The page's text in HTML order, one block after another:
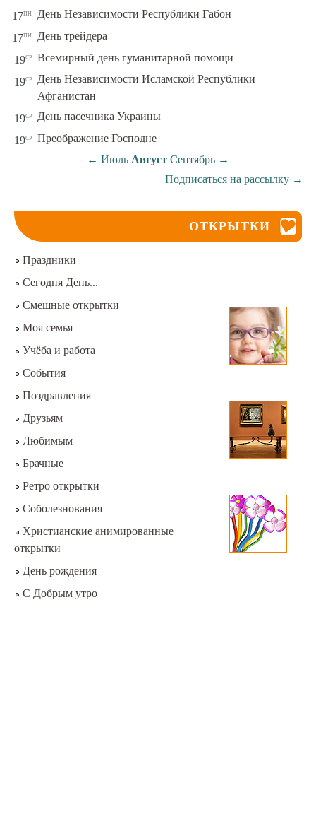
17пн День Независимости Республики Габон
17пн День трейдера
19ср Всемирный день гуманитарной помощи
19ср
День Независимости Исламской Республики
Афганистан
19ср День пасечника Украины
19ср Преображение Господне
← Июль Август Сентябрь →
Подписаться на рассылку →
ОТКРЫТКИ
Праздники
Сегодня День...
Смешные открытки
Моя семья
Учёба и работа
События
Поздравления
Друзьям
Любимым
Брачные
Ретро открытки
Соболезнования
Христианские анимированные
открытки
День рождения
С Добрым утро